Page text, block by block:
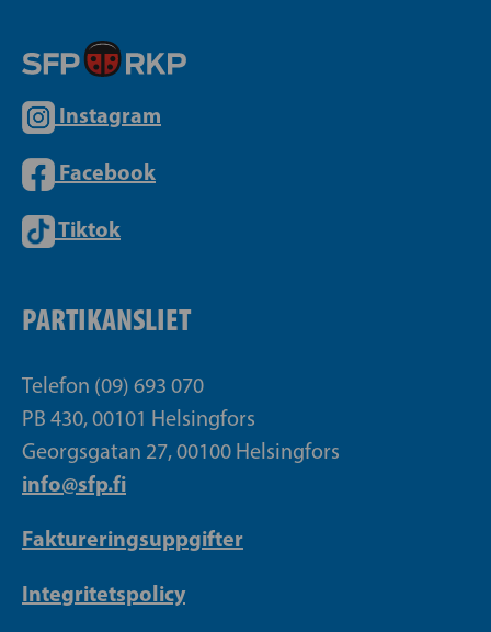
Instagram
Facebook
Tiktok
PARTIKANSLIET
Telefon (09) 693 070
PB 430, 00101 Helsingfors
Georgsgatan 27, 00100 Helsingfors
info@sfp.fi
Faktureringsuppgifter
Integritetspolicy